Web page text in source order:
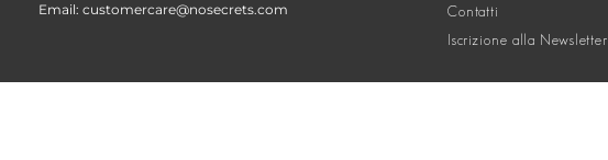
Email: customercare@nosecrets.com
Contatti
Iscrizione alla Newsletter